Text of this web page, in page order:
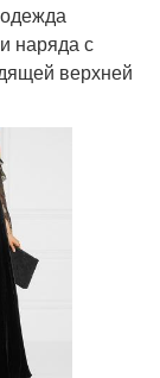
наряда с
верхней